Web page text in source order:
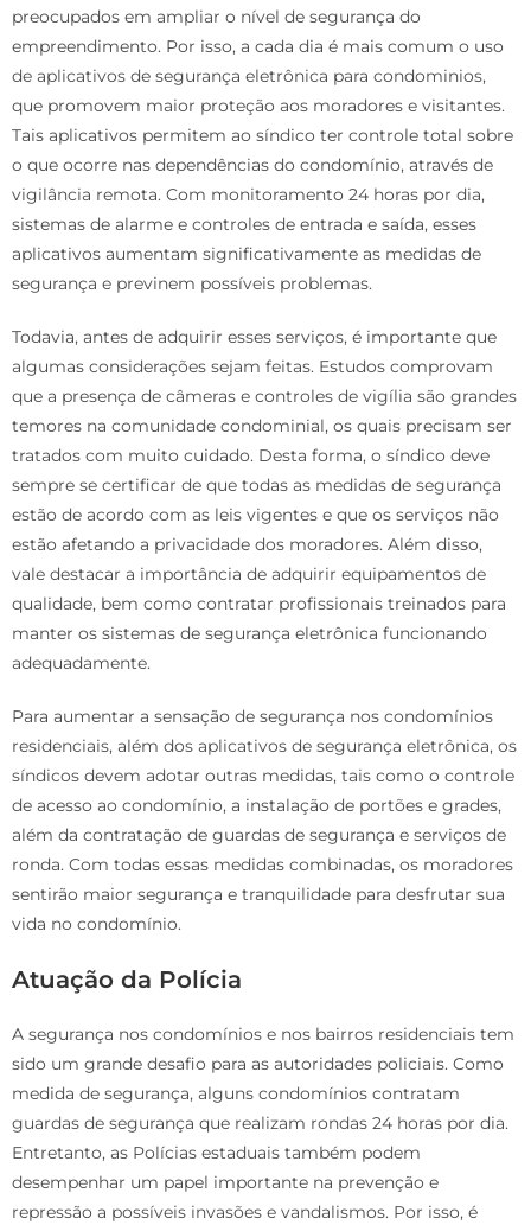
preocupados em ampliar o nível de segurança do
empreendimento. Por isso, a cada dia é mais comum o uso
de aplicativos de segurança eletrônica para condominios,
que promovem maior proteção aos moradores e visitantes.
Tais aplicativos permitem ao síndico ter controle total sobre
o que ocorre nas dependências do condomínio, através de
vigilância remota. Com monitoramento 24 horas por dia,
sistemas de alarme e controles de entrada e saída, esses
aplicativos aumentam significativamente as medidas de
segurança e previnem possíveis problemas.
Todavia, antes de adquirir esses serviços, é importante que
algumas considerações sejam feitas. Estudos comprovam
que a presença de câmeras e controles de vigília são grandes
temores na comunidade condominial, os quais precisam ser
tratados com muito cuidado. Desta forma, o síndico deve
sempre se certificar de que todas as medidas de segurança
estão de acordo com as leis vigentes e que os serviços não
estão afetando a privacidade dos moradores. Além disso,
vale destacar a importância de adquirir equipamentos de
qualidade, bem como contratar profissionais treinados para
manter os sistemas de segurança eletrônica funcionando
adequadamente.
Para aumentar a sensação de segurança nos condomínios
residenciais, além dos aplicativos de segurança eletrônica, os
síndicos devem adotar outras medidas, tais como o controle
de acesso ao condomínio, a instalação de portões e grades,
além da contratação de guardas de segurança e serviços de
ronda. Com todas essas medidas combinadas, os moradores
sentirão maior segurança e tranquilidade para desfrutar sua
vida no condomínio.
Atuação da Polícia
A segurança nos condomínios e nos bairros residenciais tem
sido um grande desafio para as autoridades policiais. Como
medida de segurança, alguns condomínios contratam
guardas de segurança que realizam rondas 24 horas por dia.
Entretanto, as Polícias estaduais também podem
desempenhar um papel importante na prevenção e
repressão a possíveis invasões e vandalismos. Por isso, é